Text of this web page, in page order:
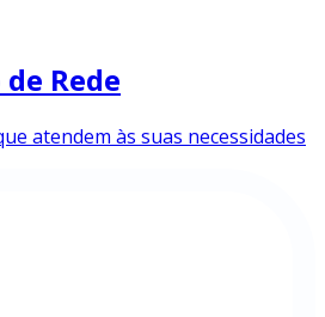
Rede
atendem às suas necessidades